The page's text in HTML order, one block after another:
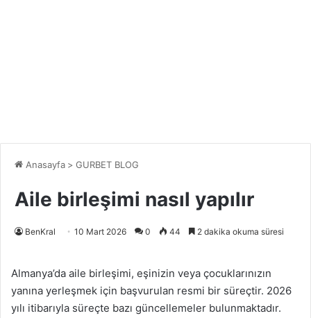
Anasayfa > GURBET BLOG
Aile birleşimi nasıl yapılır
BenKral 10 Mart 2026 0 44 2 dakika okuma süresi
Almanya’da aile birleşimi, eşinizin veya çocuklarınızın
yanına yerleşmek için başvurulan resmi bir süreçtir. 2026
yılı itibarıyla süreçte bazı güncellemeler bulunmaktadır.